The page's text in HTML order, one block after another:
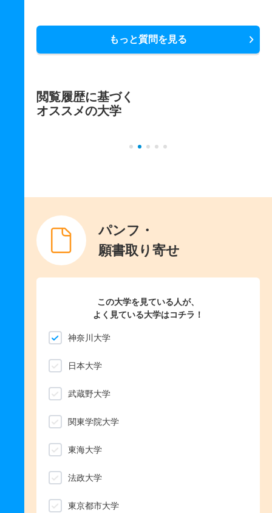
もっと質問を見る
閲覧履歴に基づく
オススメの大学
パンフ・
願書取り寄せ
この大学を見ている人が、
よく見ている大学はコチラ！
神奈川大学
日本大学
武蔵野大学
関東学院大学
東海大学
法政大学
東京都市大学